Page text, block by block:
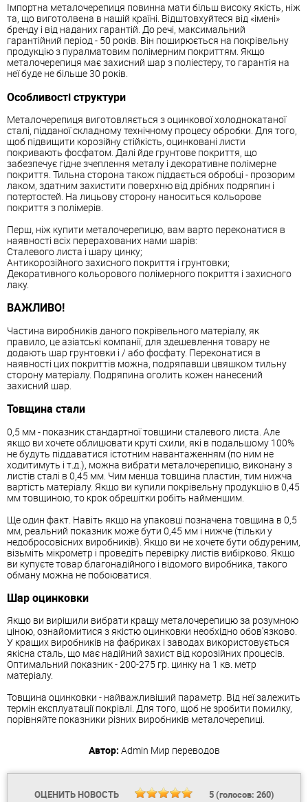
Імпортна металочерепиця повинна мати більш високу якість, ніж
та, що виготолвена в нашій країні. Відштовхуйтеся від «імені»
бренду і від наданих гарантій. До речі, максимальний
гарантійний період - 50 років. Він поширюється на покрівельну
продукцію з пуралматовим полімерним покриттям. Якщо
металочерепиця має захисний шар з поліестеру, то гарантія на
неї буде не більше 30 років.
Особливості структури
Металочерепиця виготовляється з оцинкової холоднокатаної
сталі, підданої складному технічному процесу обробки. Для того,
щоб підвищити корозійну стійкість, оцинковані листи
покривають фосфатом. Далі йде грунтове покриття, що
забезпечує гідне зчеплення металу і декоративне полімерне
покриття. Тильна сторона також піддається обробці - прозорим
лаком, здатним захистити поверхню від дрібних подряпин і
потертостей. На лицьову сторону наноситься кольорове
покриття з полімерів.
Перш, ніж купити металочерепицю, вам варто переконатися в
наявності всіх перерахованих нами шарів:
Сталевого листа і шару цинку;
Антикорозійного захисного покриття і грунтовки;
Декоративного кольорового полімерного покриття і захисного
лаку.
ВАЖЛИВО!
Частина виробників даного покрівельного матеріалу, як
правило, це азіатські компанії, для здешевлення товару не
додають шар грунтовки і / або фосфату. Переконатися в
наявності цих покриттів можна, подряпавши цвяшком тильну
сторону матеріалу. Подряпина оголить кожен нанесений
захисний шар.
Товщина стали
0,5 мм - показник стандартної товщини сталевого листа. Але
якщо ви хочете облицювати круті схили, які в подальшому 100%
не будуть піддаватися істотним навантаженням (по ним не
ходитимуть і т.д.), можна вибрати металочерепицю, виконану з
листів сталі в 0,45 мм. Чим менша товщина пластин, тим нижча
вартість матеріалу. Якщо ви купили покрівельну продукцію в 0,45
мм товщиною, то крок обрешітки робіть найменшим.
Ще один факт. Навіть якщо на упаковці позначена товщина в 0,5
мм, реальний показник може бути 0,45 мм і нижче (тільки у
недобросовісних виробників). Якщо ви не хочете бути обдуреним,
візьміть мікрометр і проведіть перевірку листів вибірково. Якщо
ви купуєте товар благонадійного і відомого виробника, такого
обману можна не побоюватися.
Шар оцинковки
Якщо ви вирішили вибрати кращу металочерепицю за розумною
ціною, ознайомитися з якістю оцинковки необхідно обов'язково.
У кращих виробників на фабриках і заводах використовується
якісна сталь, що має надійний захист від корозійних процесів.
Оптимальний показник - 200-275 гр. цинку на 1 кв. метр
матеріалу.
Товщина оцинковки - найважливіший параметр. Від неї залежить
термін експлуатації покрівлі. Для того, щоб не зробити помилку,
порівняйте показники різних виробників металочерепиці.
Автор: Admin Мир переводов
ОЦЕНИТЬ НОВОСТЬ 5(голосов: 260)